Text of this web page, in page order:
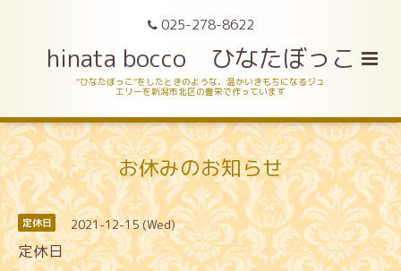
025-278-8622
hinata bocco ひなたぼっこ
“ひなたぼっこ”をしたときのような、温かいきもちになるジュ
エリーを新潟市北区の豊栄で作っています
お休みのお知らせ
定休日 2021-12-15 (Wed)
定休日